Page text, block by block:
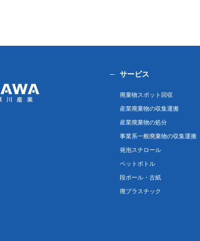
サービス
廃棄物スポット回収
産業廃棄物の収集運搬
産業廃棄物の処分
事業系一般廃棄物の収集運搬
発泡スチロール
ペットボトル
段ボール・古紙
廃プラスチック